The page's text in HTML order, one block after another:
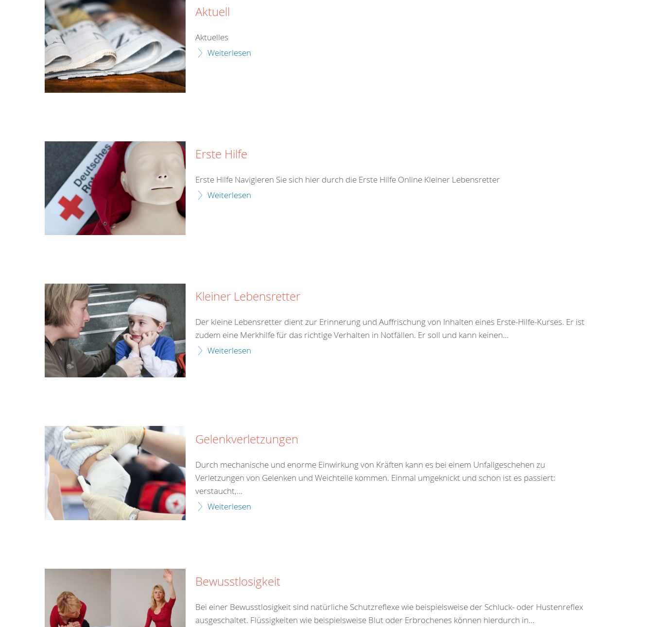
Aktuell
Aktuelles
Weiterlesen
Erste Hilfe
Erste Hilfe Navigieren Sie sich hier durch die Erste Hilfe Online Kleiner Lebensretter
Weiterlesen
Kleiner Lebensretter
Der kleine Lebensretter dient zur Erinnerung und Auffrischung von Inhalten eines Erste-Hilfe-Kurses. Er ist
zudem eine Merkhilfe für das richtige Verhalten in Notfällen. Er soll und kann keinen...
Weiterlesen
Gelenkverletzungen
Durch mechanische und enorme Einwirkung von Kräften kann es bei einem Unfallgeschehen zu
Verletzungen von Gelenken und Weichteile kommen. Einmal umgeknickt und schon ist es passiert:
verstaucht,...
Weiterlesen
Bewusstlosigkeit
Bei einer Bewusstlosigkeit sind natürliche Schutzreflexe wie beispielsweise der Schluck- oder Hustenreflex
ausgeschaltet. Flüssigkeiten wie beispielsweise Blut oder Erbrochenes können hierdurch in...